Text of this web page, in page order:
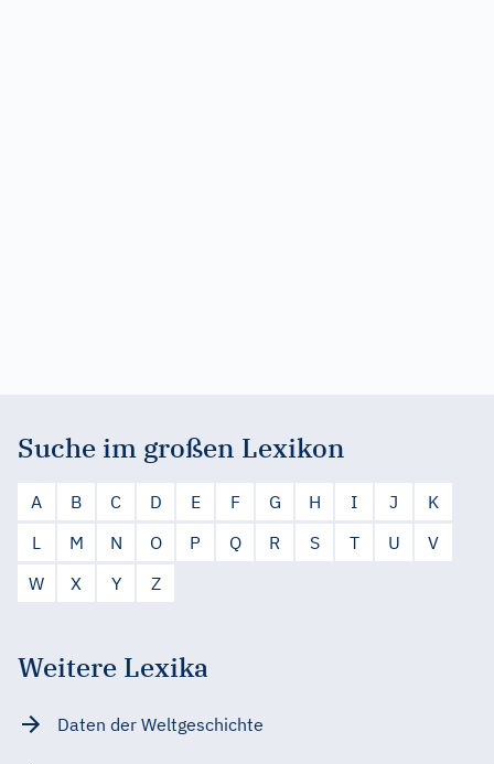
Suche im großen Lexikon
A B C D E F G H I J
K
L
M N O P Q R S T U
V
W
X Y Z
Weitere Lexika
Daten der Weltgeschichte